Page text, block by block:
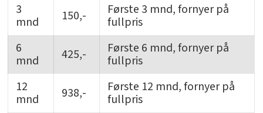
3
mnd 150,- Første 3 mnd, fornyer på
fullpris
6
mnd 425,- Første 6 mnd, fornyer på
fullpris
12
mnd 938,- Første 12 mnd, fornyer på
fullpris